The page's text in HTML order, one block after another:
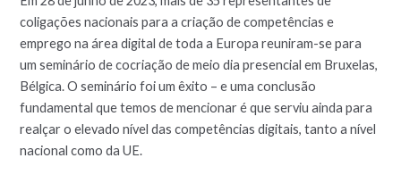
coligações nacionais para a criação de competências e
emprego na área digital de toda a Europa reuniram-se para
um seminário de cocriação de meio dia presencial em Bruxelas,
Bélgica. O seminário foi um êxito – e uma conclusão
fundamental que temos de mencionar é que serviu ainda para
realçar o elevado nível das competências digitais, tanto a nível
nacional como da UE.